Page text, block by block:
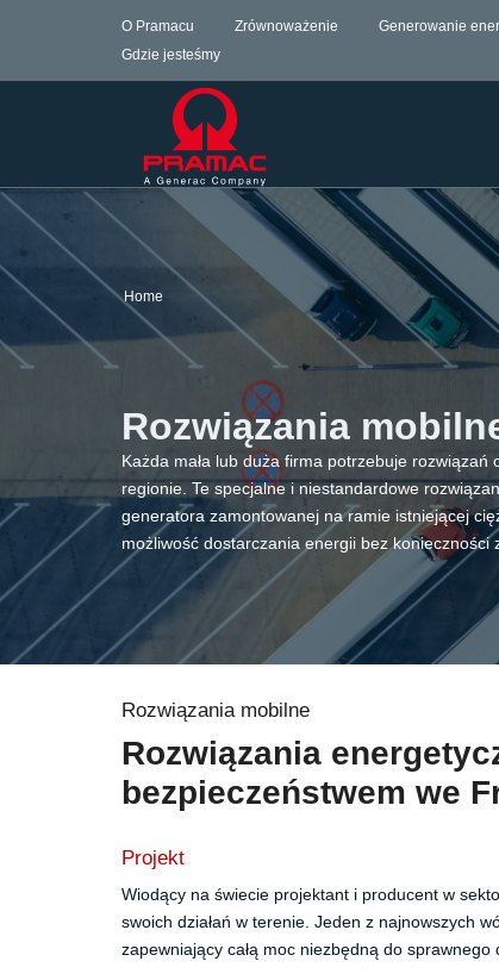
O Pramacu Zrównoważenie Generowanie
Gdzie jesteśmy
Home
Rozwiązania
Każda mała lub duża firma potrzebuje
regionie. Te specjalne i niestandardowe
generatora zamontowanej na ramie istniejącej
możliwość dostarczania energii bez konieczności
Rozwiązania mobilne
Rozwiązania
bezpieczeństwem we
Projekt
Wiodący na świecie projektant i producent w
swoich działań w terenie. Jeden z najnowszych
zapewniający całą moc niezbędną do sprawnego